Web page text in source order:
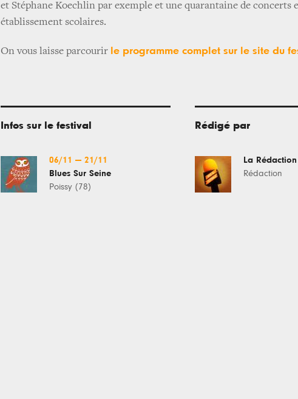
et Stéphane Koechlin par exemple et une quarantaine de concerts
établissement scolaires.
On vous laisse parcourir le programme complet sur le site du
Infos sur le festival
06/11 — 21/11
Blues Sur Seine
Poissy (78)
Rédigé par
La Rédaction
Rédaction